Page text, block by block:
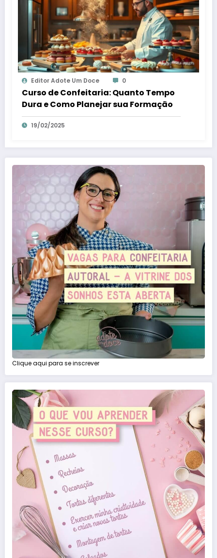
Editor Adote Um Doce 0
Curso de Confeitaria: Quanto Tempo
Dura e Como Planejar sua Formação
19/02/2025
Clique aqui para se inscrever